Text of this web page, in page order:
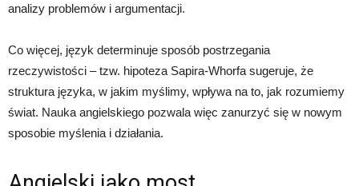
analizy problemów i argumentacji.
Co więcej, język determinuje sposób postrzegania
rzeczywistości – tzw. hipoteza Sapira-Whorfa sugeruje, że
struktura języka, w jakim myślimy, wpływa na to, jak rozumiemy
świat. Nauka angielskiego pozwala więc zanurzyć się w nowym
sposobie myślenia i działania.